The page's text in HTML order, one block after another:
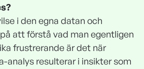
i den egna datan och
att förstå vad man egentligen
frustrerande är det när
analys resulterar i insikter som